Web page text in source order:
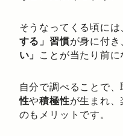
そうなってくる頃には
する」習慣が身に付き
い」 ことが当たり前に
自分で調べることで
性や積極性が生まれ
のもメリットです。